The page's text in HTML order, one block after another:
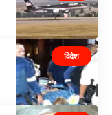
विदेश